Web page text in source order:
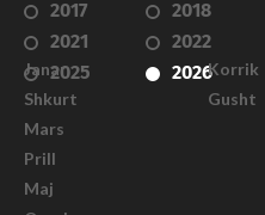
2017 2018
2021
2022
2025
2026
Janar
Shkurt
Mars
Prill
Maj
Korrik
Gusht